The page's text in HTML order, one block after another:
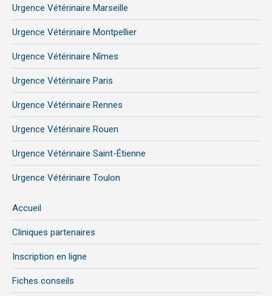
Urgence Vétérinaire Marseille
Urgence Vétérinaire Montpellier
Urgence Vétérinaire Nîmes
Urgence Vétérinaire Paris
Urgence Vétérinaire Rennes
Urgence Vétérinaire Rouen
Urgence Vétérinaire Saint-Étienne
Urgence Vétérinaire Toulon
Accueil
Cliniques partenaires
Inscription en ligne
Fiches conseils